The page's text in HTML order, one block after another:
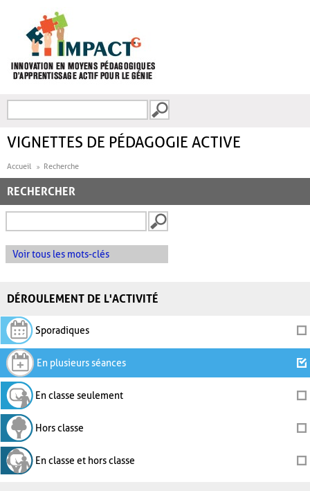
FORMULAIRE DE
VIGNETTES DE PÉDAGOGIE ACTIVE
Accueil Recherche
RECHERCHER
Voir tous les mots-clés
DÉROULEMENT DE L'ACTIVITÉ
Sporadiques
En plusieurs séances
En classe seulement
Hors classe
En classe et hors classe